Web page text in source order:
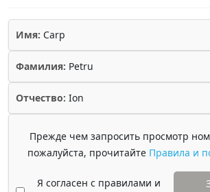
Имя: Carp
Фамилия: Petru
Отчество: Ion
Прежде чем запросить просмотр
пожалуйста, прочитайте Правила и
Я согласен с правилами и